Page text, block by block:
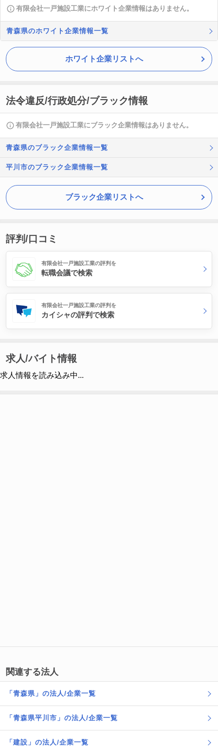
有限会社一戸施設工業にホワイト企業情報はありません。
青森県のホワイト企業情報一覧
ホワイト企業リストへ
法令違反/行政処分/ブラック情報
有限会社一戸施設工業にブラック企業情報はありません。
青森県のブラック企業情報一覧
平川市のブラック企業情報一覧
ブラック企業リストへ
評判/口コミ
有限会社一戸施設工業の評判を
転職会議で検索
有限会社一戸施設工業の評判を
カイシャの評判で検索
求人/バイト情報
求人情報を読み込み中...
関連する法人
「青森県」の法人/企業一覧
「青森県平川市」の法人/企業一覧
「建設」の法人/企業一覧